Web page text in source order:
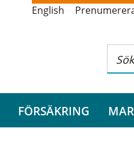
English
FÖRSÄKRING